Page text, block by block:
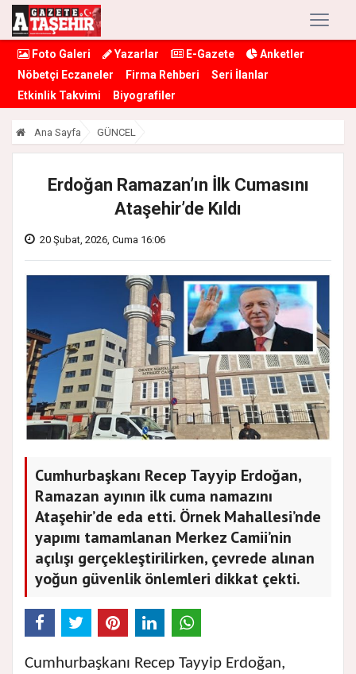
Foto Galeri Yazarlar E-Gazete
Anketler
Nöbetçi Eczaneler
Firma Rehberi
Seri İlanlar
Etkinlik Takvimi
Biyografiler
Ana Sayfa GÜNCEL
Erdoğan Ramazan’ın İlk Cumasını
Ataşehir’de Kıldı
20 Şubat, 2026, Cuma 16:06
Cumhurbaşkanı Recep Tayyip Erdoğan,
Ramazan ayının ilk cuma namazını
Ataşehir’de eda etti. Örnek Mahallesi’nde
yapımı tamamlanan Merkez Camii’nin
açılışı gerçekleştirilirken, çevrede alınan
yoğun güvenlik önlemleri dikkat çekti.
Cumhurbaşkanı Recep Tayyip Erdoğan,